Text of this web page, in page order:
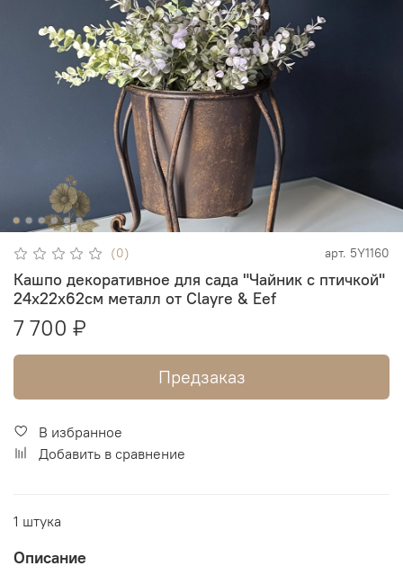
(0) арт. 5Y1160
Кашпо декоративное для сада "Чайник с птичкой"
24x22x62см металл от Clayre & Eef
7 700 ₽
Предзаказ
В избранное
Добавить в сравнение
1 штука
Описание